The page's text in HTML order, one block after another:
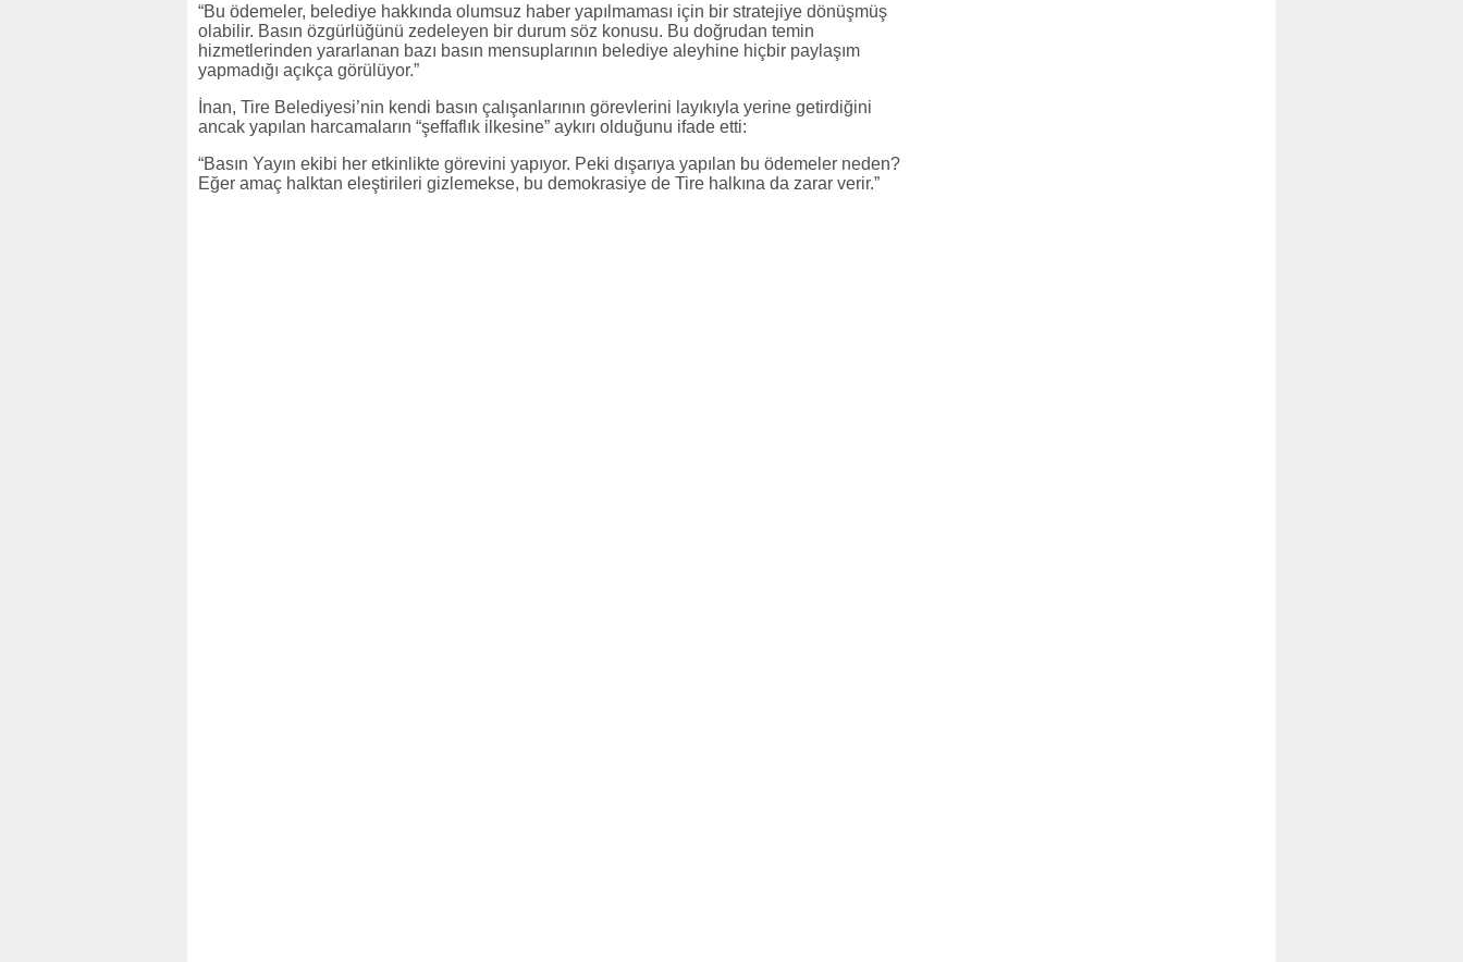
“Bu ödemeler, belediye hakkında olumsuz haber yapılmaması için bir stratejiye dönüşmüş
olabilir. Basın özgürlüğünü zedeleyen bir durum söz konusu. Bu doğrudan temin
hizmetlerinden yararlanan bazı basın mensuplarının belediye aleyhine hiçbir paylaşım
yapmadığı açıkça görülüyor.”
İnan, Tire Belediyesi’nin kendi basın çalışanlarının görevlerini layıkıyla yerine getirdiğini
ancak yapılan harcamaların “şeffaflık ilkesine” aykırı olduğunu ifade etti:
“Basın Yayın ekibi her etkinlikte görevini yapıyor. Peki dışarıya yapılan bu ödemeler neden?
Eğer amaç halktan eleştirileri gizlemekse, bu demokrasiye de Tire halkına da zarar verir.”